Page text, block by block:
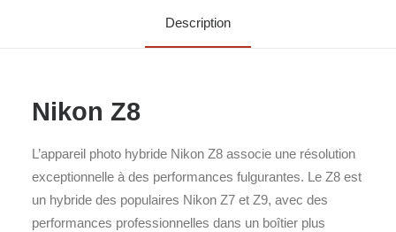
Description
Nikon Z8
L’appareil photo hybride Nikon Z8 associe une résolution
exceptionnelle à des performances fulgurantes. Le Z8 est
un hybride des populaires Nikon Z7 et Z9, avec des
performances professionnelles dans un boîtier plus